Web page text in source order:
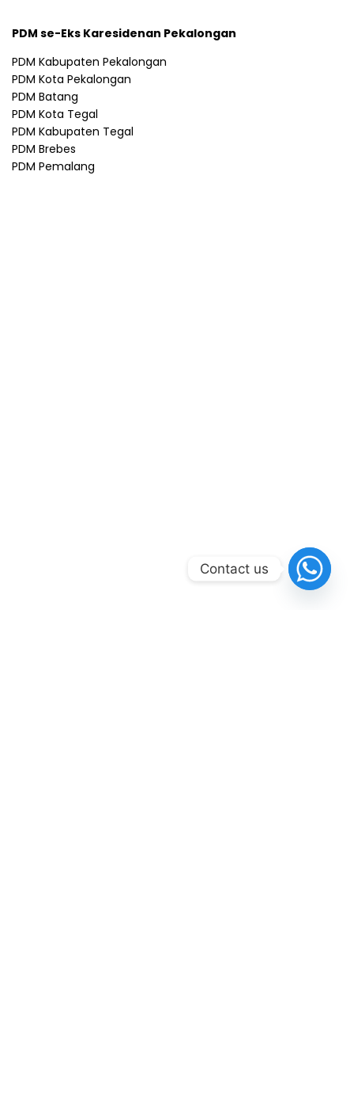
PDM se-Eks Karesidenan Pekalongan
PDM Kabupaten Pekalongan
PDM Kota Pekalongan
PDM Batang
PDM Kota Tegal
PDM Kabupaten Tegal
PDM Brebes
PDM Pemalang
Contact us